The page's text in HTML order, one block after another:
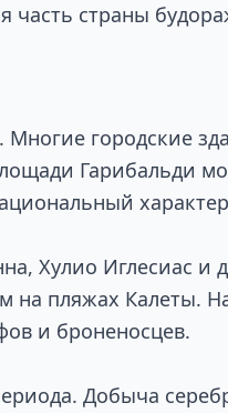
страны
городские
Гарибальди
Хулио Иглесиас и
пляжах Калеты.
и броненосцев.
Добыча